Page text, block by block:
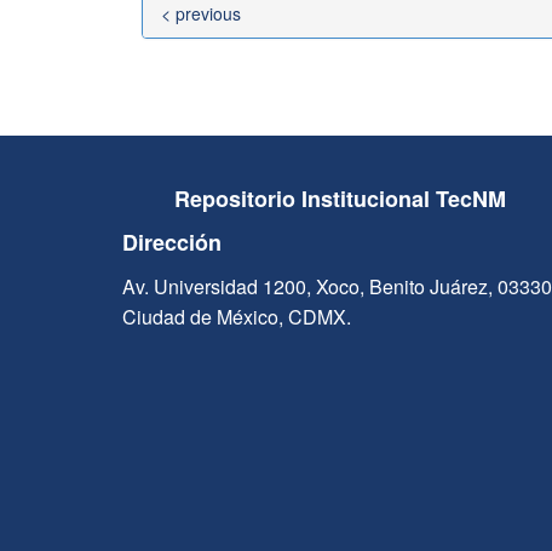
< previous
Repositorio Institucional TecNM
Dirección
Av. Universidad 1200, Xoco, Benito Juárez, 03330
Ciudad de México, CDMX.